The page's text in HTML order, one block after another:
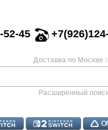
52-45
Доставка по Москве :
Расширенный